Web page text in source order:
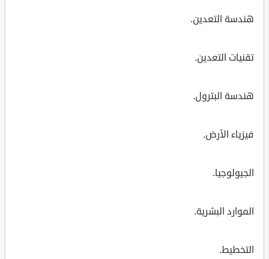
هندسة التعدين.
تقنيات التعدين.
هندسة البترول.
فيزياء الأرض.
الجيولوجيا.
الموارد البشرية.
التخطيط.